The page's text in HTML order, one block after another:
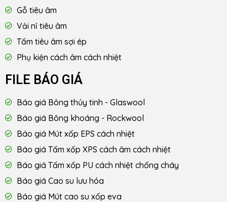
Gỗ tiêu âm
Vải nỉ tiêu âm
Tấm tiêu âm sợi ép
Phụ kiện cách âm cách nhiệt
FILE BÁO GIÁ
Báo giá Bông thủy tinh - Glaswool
Báo giá Bông khoáng - Rockwool
Báo giá Mút xốp EPS cách nhiệt
Báo giá Tấm xốp XPS cách âm cách nhiệt
Báo giá Tấm xốp PU cách nhiệt chống cháy
Báo giá Cao su lưu hóa
Báo giá Mút cao su xốp eva